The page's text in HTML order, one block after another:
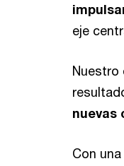
eje
Nuestro
nuevas
Con